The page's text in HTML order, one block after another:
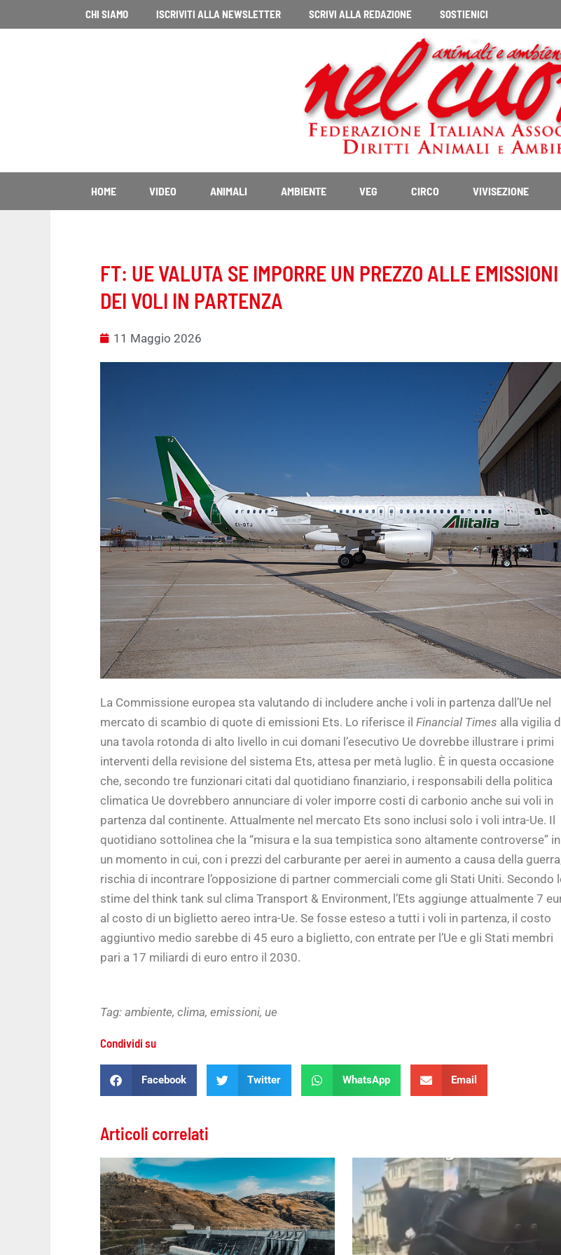
al
CHI SIAMO ISCRIVITI ALLA NEWSLETTER SCRIVI ALLA REDAZIONE SOSTIENICI
HOME VIDEO ANIMALI AMBIENTE VEG CIRCO VIVISEZIONE
FT: UE VALUTA SE IMPORRE UN PREZZO ALLE EMISSIONI
DEI VOLI IN PARTENZA
11 Maggio 2026
La Commissione europea sta valutando di includere anche i voli in partenza dall’Ue nel
mercato di scambio di quote di emissioni Ets. Lo riferisce il Financial Times alla vigilia
una tavola rotonda di alto livello in cui domani l’esecutivo Ue dovrebbe illustrare i primi
interventi della revisione del sistema Ets, attesa per metà luglio. È in questa occasione
che, secondo tre funzionari citati dal quotidiano finanziario, i responsabili della politica
climatica Ue dovrebbero annunciare di voler imporre costi di carbonio anche sui voli in
partenza dal continente. Attualmente nel mercato Ets sono inclusi solo i voli intra-Ue. Il
quotidiano sottolinea che la “misura e la sua tempistica sono altamente controverse” in
un momento in cui, con i prezzi del carburante per aerei in aumento a causa della
rischia di incontrare l’opposizione di partner commerciali come gli Stati Uniti. Secondo
stime del think tank sul clima Transport & Environment, l’Ets aggiunge attualmente 7
al costo di un biglietto aereo intra-Ue. Se fosse esteso a tutti i voli in partenza, il costo
aggiuntivo medio sarebbe di 45 euro a biglietto, con entrate per l’Ue e gli Stati membri
pari a 17 miliardi di euro entro il 2030.
Tag: ambiente, clima, emissioni, ue
Condividi su
Facebook Twitter WhatsApp Email
Articoli correlati